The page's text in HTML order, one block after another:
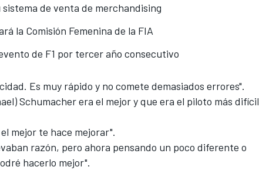
sistema de venta de merchandising
la Comisión Femenina de la FIA
de F1 por tercer año consecutivo
Es muy rápido y no comete demasiados errores".
Schumacher era el mejor y que era el piloto más difícil
mejor te hace mejorar".
razón, pero ahora pensando un poco diferente o
hacerlo mejor".